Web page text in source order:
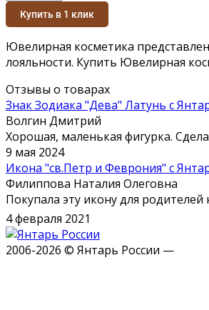
Купить в 1 клик
Ювелирная косметика
лояльности. Купить Ювелирная
Отзывы о товарах
Знак Зодиака "Дева" Латунь с
Волгин Дмитрий
Хорошая, маленькая фигурка.
9 мая 2024
Икона "св.Петр и Феврония" с
Филиппова Наталия Олеговна
Покупала эту икону для
4 февраля 2021
2006-2026 © Янтарь России —